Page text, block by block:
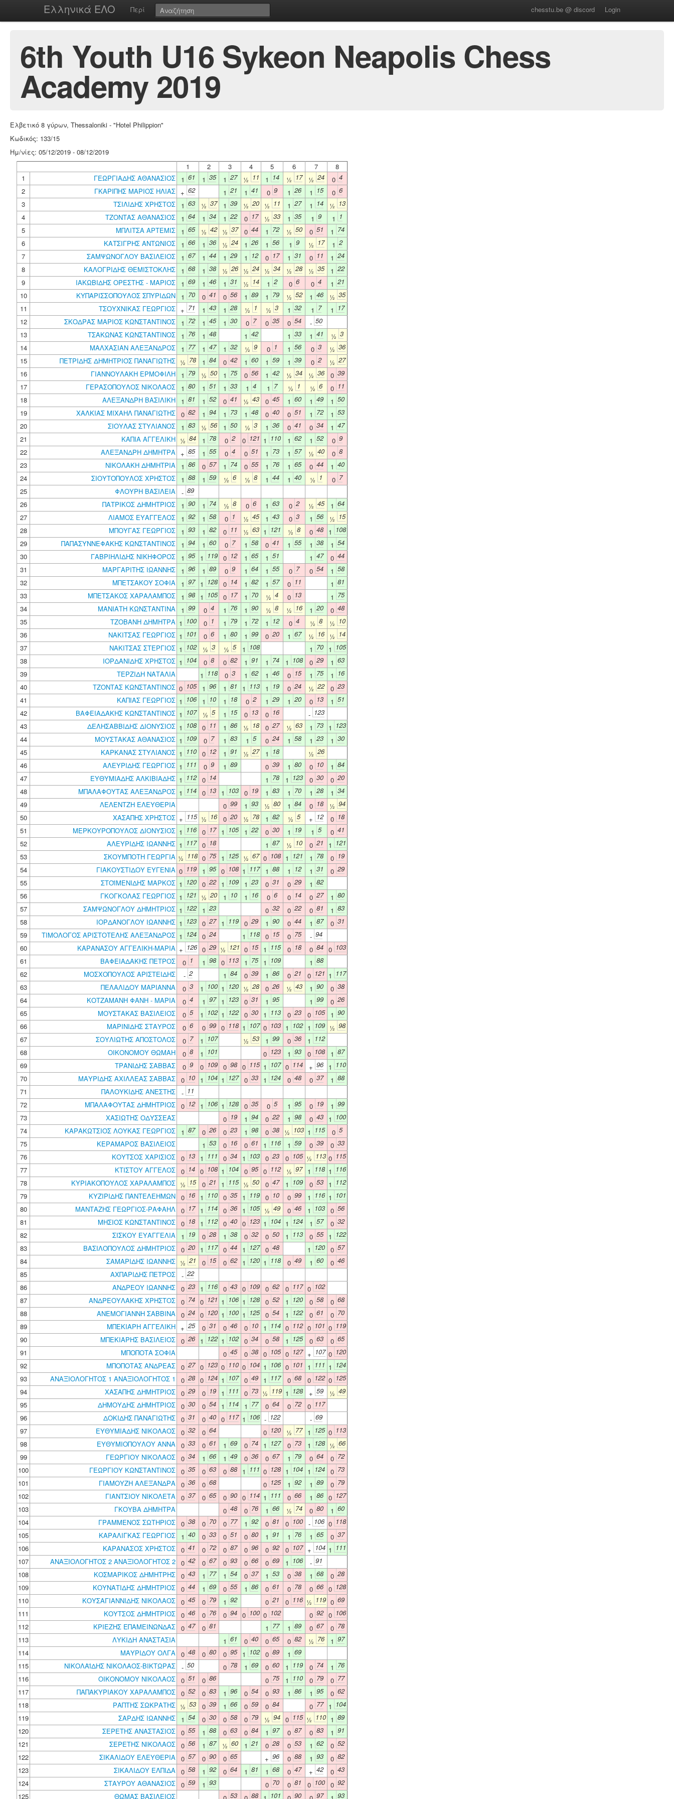
Ελληνικά ΕΛΟ Περί chesstu.be @ discord Login
6th Youth U16 Sykeon Neapolis Chess
Academy 2019
Ελβετικό 8 γύρων, Thessaloniki - "Hotel Philippion"
Κωδικός: 133/15
Ημ/νίες: 05/12/2019 - 08/12/2019
1
2 3 4 5 6 7
8
1
ΓΕΩΡΓΙΑΔΗΣ ΑΘΑΝΑΣΙΟΣ 1 61 1 35 1 27 ½ 11 1 14 ½ 17 ½ 24 0 4
2
ΓΚΑΡΙΠΗΣ ΜΑΡΙΟΣ ΗΛΙΑΣ + 62 1 21 1 41 0 9 1 26 1 15 0 6
3
ΤΣΙΛΙΔΗΣ ΧΡΗΣΤΟΣ 1 63 ½ 37 1 39 ½ 20 ½ 11 1 27 1 14 ½ 13
4
ΤΖΟΝΤΑΣ ΑΘΑΝΑΣΙΟΣ 1 64 1 34 1 22 0 17 ½ 33 1 35 1 9 1 1
5
ΜΠΛΙΤΣΑ ΑΡΤΕΜΙΣ 1 65 ½ 42 ½ 37 0 44 1 72 ½ 50 0 51 1 74
6
ΚΑΤΣΙΓΡΗΣ ΑΝΤΩΝΙΟΣ 1 66 1 36 ½ 24 1 26 1 56 1 9 ½ 17 1 2
7
ΣΑΜΨΩΝΟΓΛΟΥ ΒΑΣΙΛΕΙΟΣ 1 67 1 44 1 29 1 12 0 17 1 31 0 11 1 24
8
ΚΑΛΟΓΡΙΔΗΣ ΘΕΜΙΣΤΟΚΛΗΣ 1 68 1 38 ½ 26 ½ 24 ½ 34 ½ 28 ½ 35 1 22
9
ΙΑΚΩΒΙΔΗΣ ΟΡΕΣΤΗΣ - ΜΑΡΙΟΣ 1 69 1 46 1 31 ½ 14 1 2 0 6 0 4 1 21
10
ΚΥΠΑΡΙΣΣΟΠΟΥΛΟΣ ΣΠΥΡΙΔΩΝ 1 70 0 41 0 56 1 89 1 79 ½ 52 1 46 ½ 35
11
ΤΣΟΥΧΝΙΚΑΣ ΓΕΩΡΓΙΟΣ + 71 1 43 1 28 ½ 1 ½ 3 1 32 1 7 1 17
12
ΣΚΟΔΡΑΣ ΜΑΡΙΟΣ ΚΩΝΣΤΑΝΤΙΝΟΣ 1 72 1 45 1 30 0 7 0 35 0 54 - 50
13
ΤΣΑΚΩΝΑΣ ΚΩΝΣΤΑΝΤΙΝΟΣ 1 76 1 48 1 42 1 33 1 41 ½ 3
14
ΜΑΛΧΑΣΙΑΝ ΑΛΕΞΑΝΔΡΟΣ 1 77 1 47 1 32 ½ 9 0 1 1 56 0 3 ½ 36
15
ΠΕΤΡΙΔΗΣ ΔΗΜΗΤΡΙΟΣ ΠΑΝΑΓΙΩΤΗΣ ½ 78 1 84 0 42 1 60 1 59 1 39 0 2 ½ 27
16
ΓΙΑΝΝΟΥΛΑΚΗ ΕΡΜΟΦΙΛΗ 1 79 ½ 50 1 75 0 56 1 42 ½ 34 ½ 36 0 39
17
ΓΕΡΑΣΟΠΟΥΛΟΣ ΝΙΚΟΛΑΟΣ 1 80 1 51 1 33 1 4 1 7 ½ 1 ½ 6 0 11
18
ΑΛΕΞΑΝΔΡΗ ΒΑΣΙΛΙΚΗ 1 81 1 52 0 41 ½ 43 0 45 1 60 1 49 1 50
19
ΧΑΛΚΙΑΣ ΜΙΧΑΗΛ ΠΑΝΑΓΙΩΤΗΣ 0 82 1 94 1 73 1 48 0 40 0 51 1 72 1 53
20
ΣΙΟΥΛΑΣ ΣΤΥΛΙΑΝΟΣ 1 83 ½ 56 1 50 ½ 3 1 36 0 41 0 34 1 47
21
ΚΑΠΙΑ ΑΓΓΕΛΙΚΗ ½ 84 1 78 0 2 0 121 1 110 1 62 1 52 0 9
22
ΑΛΕΞΑΝΔΡΗ ΔΗΜΗΤΡΑ + 85 1 55 0 4 0 51 1 73 1 57 ½ 40 0 8
23
ΝΙΚΟΛΑΚΗ ΔΗΜΗΤΡΙΑ 1 86 0 57 1 74 0 55 1 76 1 65 0 44 1 40
24
ΣΙΟΥΤΟΠΟΥΛΟΣ ΧΡΗΣΤΟΣ 1 88 1 59 ½ 6 ½ 8 1 44 1 40 ½ 1 0 7
25
ΦΛΟΥΡΗ ΒΑΣΙΛΕΙΑ - 89
26
ΠΑΤΡΙΚΟΣ ΔΗΜΗΤΡΙΟΣ 1 90 1 74 ½ 8 0 6 1 63 0 2 ½ 45 1 64
27
ΛΙΑΜΟΣ ΕΥΑΓΓΕΛΟΣ 1 92 1 58 0 1 ½ 45 1 43 0 3 1 56 ½ 15
28
ΜΠΟΥΓΑΣ ΓΕΩΡΓΙΟΣ 1 93 1 82 0 11 ½ 63 1 121 ½ 8 0 48 1 108
29
ΠΑΠΑΣΥΝΝΕΦΑΚΗΣ ΚΩΝΣΤΑΝΤΙΝΟΣ 1 94 1 60 0 7 1 58 0 41 1 55 1 38 1 54
30
ΓΑΒΡΙΗΛΙΔΗΣ ΝΙΚΗΦΟΡΟΣ 1 95 1 119 0 12 1 65 1 51 1 47 0 44
31
ΜΑΡΓΑΡΙΤΗΣ ΙΩΑΝΝΗΣ 1 96 1 89 0 9 1 64 1 55 0 7 0 54 1 58
32
ΜΠΕΤΣΑΚΟΥ ΣΟΦΙΑ 1 97 1 128 0 14 1 82 1 57 0 11 1 81
33
ΜΠΕΤΣΑΚΟΣ ΧΑΡΑΛΑΜΠΟΣ 1 98 1 105 0 17 1 70 ½ 4 0 13 1 75
34
ΜΑΝΙΑΤΗ ΚΩΝΣΤΑΝΤΙΝΑ 1 99 0 4 1 76 1 90 ½ 8 ½ 16 1 20 0 48
35
ΤΖΟΒΑΝΗ ΔΗΜΗΤΡΑ 1 100 0 1 1 79 1 72 1 12 0 4 ½ 8 ½ 10
36
ΝΑΚΙΤΣΑΣ ΓΕΩΡΓΙΟΣ 1 101 0 6 1 80 1 99 0 20 1 67 ½ 16 ½ 14
37
ΝΑΚΙΤΣΑΣ ΣΤΕΡΓΙΟΣ 1 102 ½ 3 ½ 5 1 108 1 70 1 105
38
ΙΟΡΔΑΝΙΔΗΣ ΧΡΗΣΤΟΣ 1 104 0 8 0 82 1 91 1 74 1 108 0 29 1 63
39
ΤΕΡΖΙΔΗ ΝΑΤΑΛΙΑ 1 118 0 3 1 62 1 46 0 15 1 75 1 16
40
ΤΖΟΝΤΑΣ ΚΩΝΣΤΑΝΤΙΝΟΣ 0 105 1 96 1 81 1 113 1 19 0 24 ½ 22 0 23
41
ΚΑΠΙΑΣ ΓΕΩΡΓΙΟΣ 1 106 1 10 1 18 0 2 1 29 1 20 0 13 1 51
42
ΒΑΦΕΙΑΔΑΚΗΣ ΚΩΝΣΤΑΝΤΙΝΟΣ 1 107 ½ 5 1 15 0 13 0 16 - 123
43
ΔΕΛΗΣΑΒΒΙΔΗΣ ΔΙΟΝΥΣΙΟΣ 1 108 0 11 1 86 ½ 18 0 27 ½ 63 1 73 1 123
44
ΜΟΥΣΤΑΚΑΣ ΑΘΑΝΑΣΙΟΣ 1 109 0 7 1 83 1 5 0 24 1 58 1 23 1 30
45
ΚΑΡΚΑΝΑΣ ΣΤΥΛΙΑΝΟΣ 1 110 0 12 1 91 ½ 27 1 18 ½ 26
46
ΑΛΕΥΡΙΔΗΣ ΓΕΩΡΓΙΟΣ 1 111 0 9 1 89 0 39 1 80 0 10 1 84
47
ΕΥΘΥΜΙΑΔΗΣ ΑΛΚΙΒΙΑΔΗΣ 1 112 0 14 1 78 1 123 0 30 0 20
48
ΜΠΑΛΑΦΟΥΤΑΣ ΑΛΕΞΑΝΔΡΟΣ 1 114 0 13 1 103 0 19 1 83 1 70 1 28 1 34
49
ΛΕΛΕΝΤΖΗ ΕΛΕΥΘΕΡΙΑ 0 99 1 93 ½ 80 1 84 0 18 ½ 94
50
ΧΑΣΑΠΗΣ ΧΡΗΣΤΟΣ + 115 ½ 16 0 20 ½ 78 1 82 ½ 5 + 12 0 18
51
ΜΕΡΚΟΥΡΟΠΟΥΛΟΣ ΔΙΟΝΥΣΙΟΣ 1 116 0 17 1 105 1 22 0 30 1 19 1 5 0 41
52
ΑΛΕΥΡΙΔΗΣ ΙΩΑΝΝΗΣ 1 117 0 18 1 87 ½ 10 0 21 1 121
53
ΣΚΟΥΜΠΟΤΗ ΓΕΩΡΓΙΑ ½ 118 0 75 1 125 ½ 67 0 108 1 121 1 78 0 19
54
ΓΙΑΚΟΥΣΤΙΔΟΥ ΕΥΓΕΝΙΑ 0 119 1 95 0 108 1 117 1 88 1 12 1 31 0 29
55
ΣΤΟΪΜΕΝΙΔΗΣ ΜΑΡΚΟΣ 1 120 0 22 1 109 1 23 0 31 0 29 1 82
56
ΓΚΟΓΚΟΛΑΣ ΓΕΩΡΓΙΟΣ 1 121 ½ 20 1 10 1 16 0 6 0 14 0 27 1 80
57
ΣΑΜΨΩΝΟΓΛΟΥ ΔΗΜΗΤΡΙΟΣ 1 122 1 23 0 32 0 22 0 81 1 83
58
ΙΟΡΔΑΝΟΓΛΟΥ ΙΩΑΝΝΗΣ 1 123 0 27 1 119 0 29 1 90 0 44 1 87 0 31
59
ΤΙΜΟΛΟΓΟΣ ΑΡΙΣΤΟΤΕΛΗΣ ΑΛΕΞΑΝΔΡΟΣ 1 124 0 24 1 118 0 15 0 75 - 94
60
ΚΑΡΑΝΑΣΟΥ ΑΓΓΕΛΙΚΗ-ΜΑΡΙΑ + 126 0 29 ½ 121 0 15 1 115 0 18 0 84 0 103
61
ΒΑΦΕΙΑΔΑΚΗΣ ΠΕΤΡΟΣ 0 1 1 98 0 113 1 75 1 109 1 88
62
ΜΟΣΧΟΠΟΥΛΟΣ ΑΡΙΣΤΕΙΔΗΣ - 2 1 84 0 39 1 86 0 21 0 121 1 117
63
ΠΕΛΑΛΙΔΟΥ ΜΑΡΙΑΝΝΑ 0 3 1 100 1 120 ½ 28 0 26 ½ 43 1 90 0 38
64
ΚΟΤΖΑΜΑΝΗ ΦΑΝΗ - ΜΑΡΙΑ 0 4 1 97 1 123 0 31 1 95 1 99 0 26
65
ΜΟΥΣΤΑΚΑΣ ΒΑΣΙΛΕΙΟΣ 0 5 1 102 1 122 0 30 1 113 0 23 0 105 1 90
66
ΜΑΡΙΝΙΔΗΣ ΣΤΑΥΡΟΣ 0 6 0 99 0 118 1 107 0 103 1 102 1 109 ½ 98
67
ΣΟΥΛΙΩΤΗΣ ΑΠΟΣΤΟΛΟΣ 0 7 1 107 ½ 53 1 99 0 36 1 112
68
ΟΙΚΟΝΟΜΟΥ ΘΩΜΑΗ 0 8 1 101 0 123 1 93 0 108 1 87
69
ΤΡΑΝΙΔΗΣ ΣΑΒΒΑΣ 0 9 0 109 0 98 0 115 1 107 0 114 + 96 1 110
70
ΜΑΥΡΙΔΗΣ ΑΧΙΛΛΕΑΣ ΣΑΒΒΑΣ 0 10 1 104 1 127 0 33 1 124 0 48 0 37 1 88
71
ΠΑΛΟΥΚΙΔΗΣ ΑΝΕΣΤΗΣ - 11
72
ΜΠΑΛΑΦΟΥΤΑΣ ΔΗΜΗΤΡΙΟΣ 0 12 1 106 1 128 0 35 0 5 1 95 0 19 1 99
73
ΧΑΣΙΩΤΗΣ ΟΔΥΣΣΕΑΣ 0 19 1 94 0 22 1 98 0 43 1 100
74
ΚΑΡΑΚΩΤΣΙΟΣ ΛΟΥΚΑΣ ΓΕΩΡΓΙΟΣ 1 87 0 26 0 23 1 98 0 38 ½ 103 1 115 0 5
75
ΚΕΡΑΜΑΡΟΣ ΒΑΣΙΛΕΙΟΣ 1 53 0 16 0 61 1 116 1 59 0 39 0 33
76
ΚΟΥΤΣΟΣ ΧΑΡΙΣΙΟΣ 0 13 1 111 0 34 1 103 0 23 0 105 ½ 113 0 115
77
ΚΤΙΣΤΟΥ ΑΓΓΕΛΟΣ 0 14 0 108 1 104 0 95 0 112 ½ 97 1 118 1 116
78
ΚΥΡΙΑΚΟΠΟΥΛΟΣ ΧΑΡΑΛΑΜΠΟΣ ½ 15 0 21 1 115 ½ 50 0 47 1 109 0 53 1 112
79
ΚΥΖΙΡΙΔΗΣ ΠΑΝΤΕΛΕΗΜΩΝ 0 16 1 110 0 35 1 119 0 10 0 99 1 116 1 101
80
ΜΑΝΤΑΖΗΣ ΓΕΩΡΓΙΟΣ-ΡΑΦΑΗΛ 0 17 1 114 0 36 1 105 ½ 49 0 46 1 103 0 56
81
ΜΗΣΙΟΣ ΚΩΝΣΤΑΝΤΙΝΟΣ 0 18 1 112 0 40 0 123 1 104 1 124 1 57 0 32
82
ΣΙΣΚΟΥ ΕΥΑΓΓΕΛΙΑ 1 19 0 28 1 38 0 32 0 50 1 113 0 55 1 122
83
ΒΑΣΙΛΟΠΟΥΛΟΣ ΔΗΜΗΤΡΙΟΣ 0 20 1 117 0 44 1 127 0 48 1 120 0 57
84
ΣΑΜΑΡΙΔΗΣ ΙΩΑΝΝΗΣ ½ 21 0 15 0 62 1 120 1 118 0 49 1 60 0 46
85
ΑΧΠΑΡΙΔΗΣ ΠΕΤΡΟΣ - 22
86
ΑΝΔΡΕΟΥ ΙΩΑΝΝΗΣ 0 23 1 116 0 43 0 109 0 62 0 117 0 102
87
ΑΝΔΡΕΟΥΛΑΚΗΣ ΧΡΗΣΤΟΣ 0 74 0 121 1 106 1 128 0 52 1 120 0 58 0 68
88
ΑΝΕΜΟΓΙΑΝΝΗ ΣΑΒΒΙΝΑ 0 24 0 120 1 100 1 125 0 54 1 122 0 61 0 70
89
ΜΠΕΚΙΑΡΗ ΑΓΓΕΛΙΚΗ + 25 0 31 0 46 0 10 1 114 0 112 0 101 0 119
90
ΜΠΕΚΙΑΡΗΣ ΒΑΣΙΛΕΙΟΣ 0 26 1 122 1 102 0 34 0 58 1 125 0 63 0 65
91
ΜΠΟΠΟΤΑ ΣΟΦΙΑ 0 45 0 38 0 105 0 127 + 107 0 120
92
ΜΠΟΠΟΤΑΣ ΑΝΔΡΕΑΣ 0 27 0 123 0 110 0 104 1 106 0 101 1 111 1 124
93
ΑΝΑΞΙΟΛΟΓΗΤΟΣ 1 ΑΝΑΞΙΟΛΟΓΗΤΟΣ 1 0 28 0 124 1 107 0 49 1 117 0 68 0 122 0 125
94
ΧΑΣΑΠΗΣ ΔΗΜΗΤΡΙΟΣ 0 29 0 19 1 111 0 73 ½ 119 1 128 + 59 ½ 49
95
ΔΗΜΟΥΔΗΣ ΔΗΜΗΤΡΙΟΣ 0 30 0 54 1 114 1 77 0 64 0 72 0 117
96
ΔΟΚΙΔΗΣ ΠΑΝΑΓΙΩΤΗΣ 0 31 0 40 0 117 1 106 - 122 - 69
97
ΕΥΘΥΜΙΑΔΗΣ ΝΙΚΟΛΑΟΣ 0 32 0 64 0 120 ½ 77 1 125 0 113
98
ΕΥΘΥΜΙΟΠΟΥΛΟΥ ΑΝΝΑ 0 33 0 61 1 69 0 74 1 127 0 73 1 128 ½ 66
99
ΓΕΩΡΓΙΟΥ ΝΙΚΟΛΑΟΣ 0 34 1 66 1 49 0 36 0 67 1 79 0 64 0 72
100
ΓΕΩΡΓΙΟΥ ΚΩΝΣΤΑΝΤΙΝΟΣ 0 35 0 63 0 88 1 111 0 128 1 104 1 124 0 73
101
ΓΙΑΜΟΥΖΗ ΑΛΕΞΑΝΔΡΑ 0 36 0 68 0 125 1 92 1 89 0 79
102
ΓΙΑΝΤΣΙΟΥ ΝΙΚΟΛΕΤΑ 0 37 0 65 0 90 0 114 1 111 0 66 1 86 0 127
103
ΓΚΟΥΒΑ ΔΗΜΗΤΡΑ 0 48 0 76 1 66 ½ 74 0 80 1 60
104
ΓΡΑΜΜΕΝΟΣ ΣΩΤΗΡΙΟΣ 0 38 0 70 0 77 1 92 0 81 0 100 - 106 0 118
105
ΚΑΡΑΛΙΓΚΑΣ ΓΕΩΡΓΙΟΣ 1 40 0 33 0 51 0 80 1 91 1 76 1 65 0 37
106
ΚΑΡΑΝΑΣΟΣ ΧΡΗΣΤΟΣ 0 41 0 72 0 87 0 96 0 92 0 107 + 104 1 111
107
ΑΝΑΞΙΟΛΟΓΗΤΟΣ 2 ΑΝΑΞΙΟΛΟΓΗΤΟΣ 2 0 42 0 67 0 93 0 66 0 69 1 106 - 91
108
ΚΟΣΜΑΡΙΚΟΣ ΔΗΜΗΤΡΗΣ 0 43 1 77 1 54 0 37 1 53 0 38 1 68 0 28
109
ΚΟΥΝΑΤΙΔΗΣ ΔΗΜΗΤΡΙΟΣ 0 44 1 69 0 55 1 86 0 61 0 78 0 66 0 128
110
ΚΟΥΣΑΓΙΑΝΝΙΔΗΣ ΝΙΚΟΛΑΟΣ 0 45 0 79 1 92 0 21 0 116 ½ 119 0 69
111
ΚΟΥΤΣΟΣ ΔΗΜΗΤΡΙΟΣ 0 46 0 76 0 94 0 100 0 102 0 92 0 106
112
ΚΡΙΕΖΗΣ ΕΠΑΜΕΙΝΩΝΔΑΣ 0 47 0 81 1 77 1 89 0 67 0 78
113
ΛΥΚΙΔΗ ΑΝΑΣΤΑΣΙΑ 1 61 0 40 0 65 0 82 ½ 76 1 97
114
ΜΑΥΡΙΔΟΥ ΟΛΓΑ 0 48 0 80 0 95 1 102 0 89 1 69
115
ΝΙΚΟΛΑΪΔΗΣ ΝΙΚΟΛΑΟΣ-ΒΙΚΤΩΡΑΣ - 50 0 78 1 69 0 60 1 119 0 74 1 76
116
ΟΙΚΟΝΟΜΟΥ ΝΙΚΟΛΑΟΣ 0 51 0 86 0 75 1 110 0 79 0 77
117
ΠΑΠΑΚΥΡΙΑΚΟΥ ΧΑΡΑΛΑΜΠΟΣ 0 52 0 83 1 96 0 54 0 93 1 86 1 95 0 62
118
ΡΑΠΤΗΣ ΣΩΚΡΑΤΗΣ ½ 53 0 39 1 66 0 59 0 84 0 77 1 104
119
ΣΑΡΔΗΣ ΙΩΑΝΝΗΣ 1 54 0 30 0 58 0 79 ½ 94 0 115 ½ 110 1 89
120
ΣΕΡΕΤΗΣ ΑΝΑΣΤΑΣΙΟΣ 0 55 1 88 0 63 0 84 1 97 0 87 0 83 1 91
121
ΣΕΡΕΤΗΣ ΝΙΚΟΛΑΟΣ 0 56 1 87 ½ 60 1 21 0 28 0 53 1 62 0 52
122
ΣΙΚΑΛΙΔΟΥ ΕΛΕΥΘΕΡΙΑ 0 57 0 90 0 65 + 96 0 88 1 93 0 82
123
ΣΙΚΑΛΙΔΟΥ ΕΛΠΙΔΑ 0 58 1 92 0 64 1 81 1 68 0 47 + 42 0 43
124
ΣΤΑΥΡΟΥ ΑΘΑΝΑΣΙΟΣ 0 59 1 93 0 70 0 81 0 100 0 92
125
ΘΩΜΑΣ ΒΑΣΙΛΕΙΟΣ 53 88 101 90 97 93